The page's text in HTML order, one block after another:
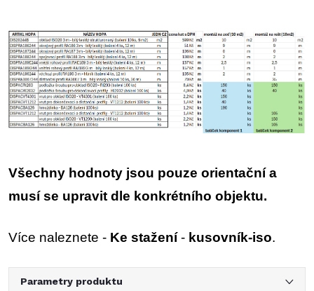
Všechny hodnoty jsou pouze orientační a
musí se upravit dle konkrétního objektu.
Více naleznete - Ke stažení- kusovník-iso.
Parametry produktu